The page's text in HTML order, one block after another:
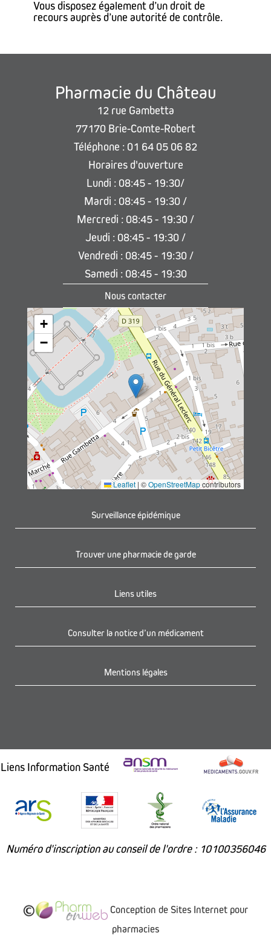
Vous disposez également d’un droit de
recours auprès d’une autorité de contrôle.
+
−
Leaflet | ©OpenStreetMapcontributors
Surveillance épidémique
Trouver une pharmacie de garde
Liens utiles
Consulter la notice d’un médicament
Mentions légales
Pharmacie du Château
12 rue Gambetta
77170 Brie-Comte-Robert
Téléphone : 01 64 05 06 82
Horaires d'ouverture
Lundi : 08:45 - 19:30/
Mardi : 08:45 - 19:30 /
Mercredi : 08:45 - 19:30 /
Jeudi : 08:45 - 19:30 /
Vendredi : 08:45 - 19:30 /
Samedi : 08:45 - 19:30
Nous contacter
Liens Information Santé
Numéro d'inscription au conseil de l'ordre : 10100356046
Conception de Sites Internet pour
pharmacies